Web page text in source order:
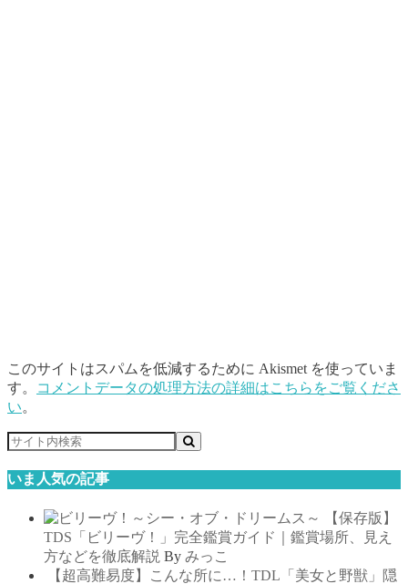
このサイトはスパムを低減するために Akismet を使っていま
す。
コメントデータの処理方法の詳細はこちらをご覧くださ
い。
いま人気の記事
【保存版】
TDS「ビリーヴ！」完全鑑賞ガイド｜鑑賞場所、見え
方などを徹底解説 By みっこ
【超高難易度】こんな所に…！TDL「美女と野獣」隠